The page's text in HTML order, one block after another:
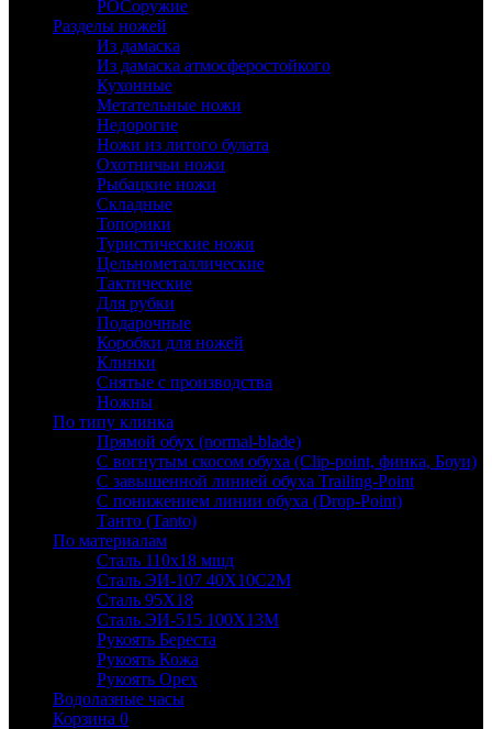
РОСоружие
Разделы ножей
Из дамаска
Из дамаска атмосферостойкого
Кухонные
Метательные ножи
Недорогие
Ножи из литого булата
Охотничьи ножи
Рыбацкие ножи
Складные
Топорики
Туристические ножи
Цельнометаллические
Тактические
Для рубки
Подарочные
Коробки для ножей
Клинки
Снятые с производства
Ножны
По типу клинка
Прямой обух (normal-blade)
С вогнутым скосом обуха (Clip-point, финка, Боуи)
С завышенной линией обуха Trailing-Point
С понижением линии обуха (Drop-Point)
Танто (Tanto)
По материалам
Сталь 110х18 мшд
Сталь ЭИ-107 40Х10С2М
Сталь 95Х18
Сталь ЭИ-515 100Х13М
Рукоять Береста
Рукоять Кожа
Рукоять Орех
Водолазные часы
Корзина 0